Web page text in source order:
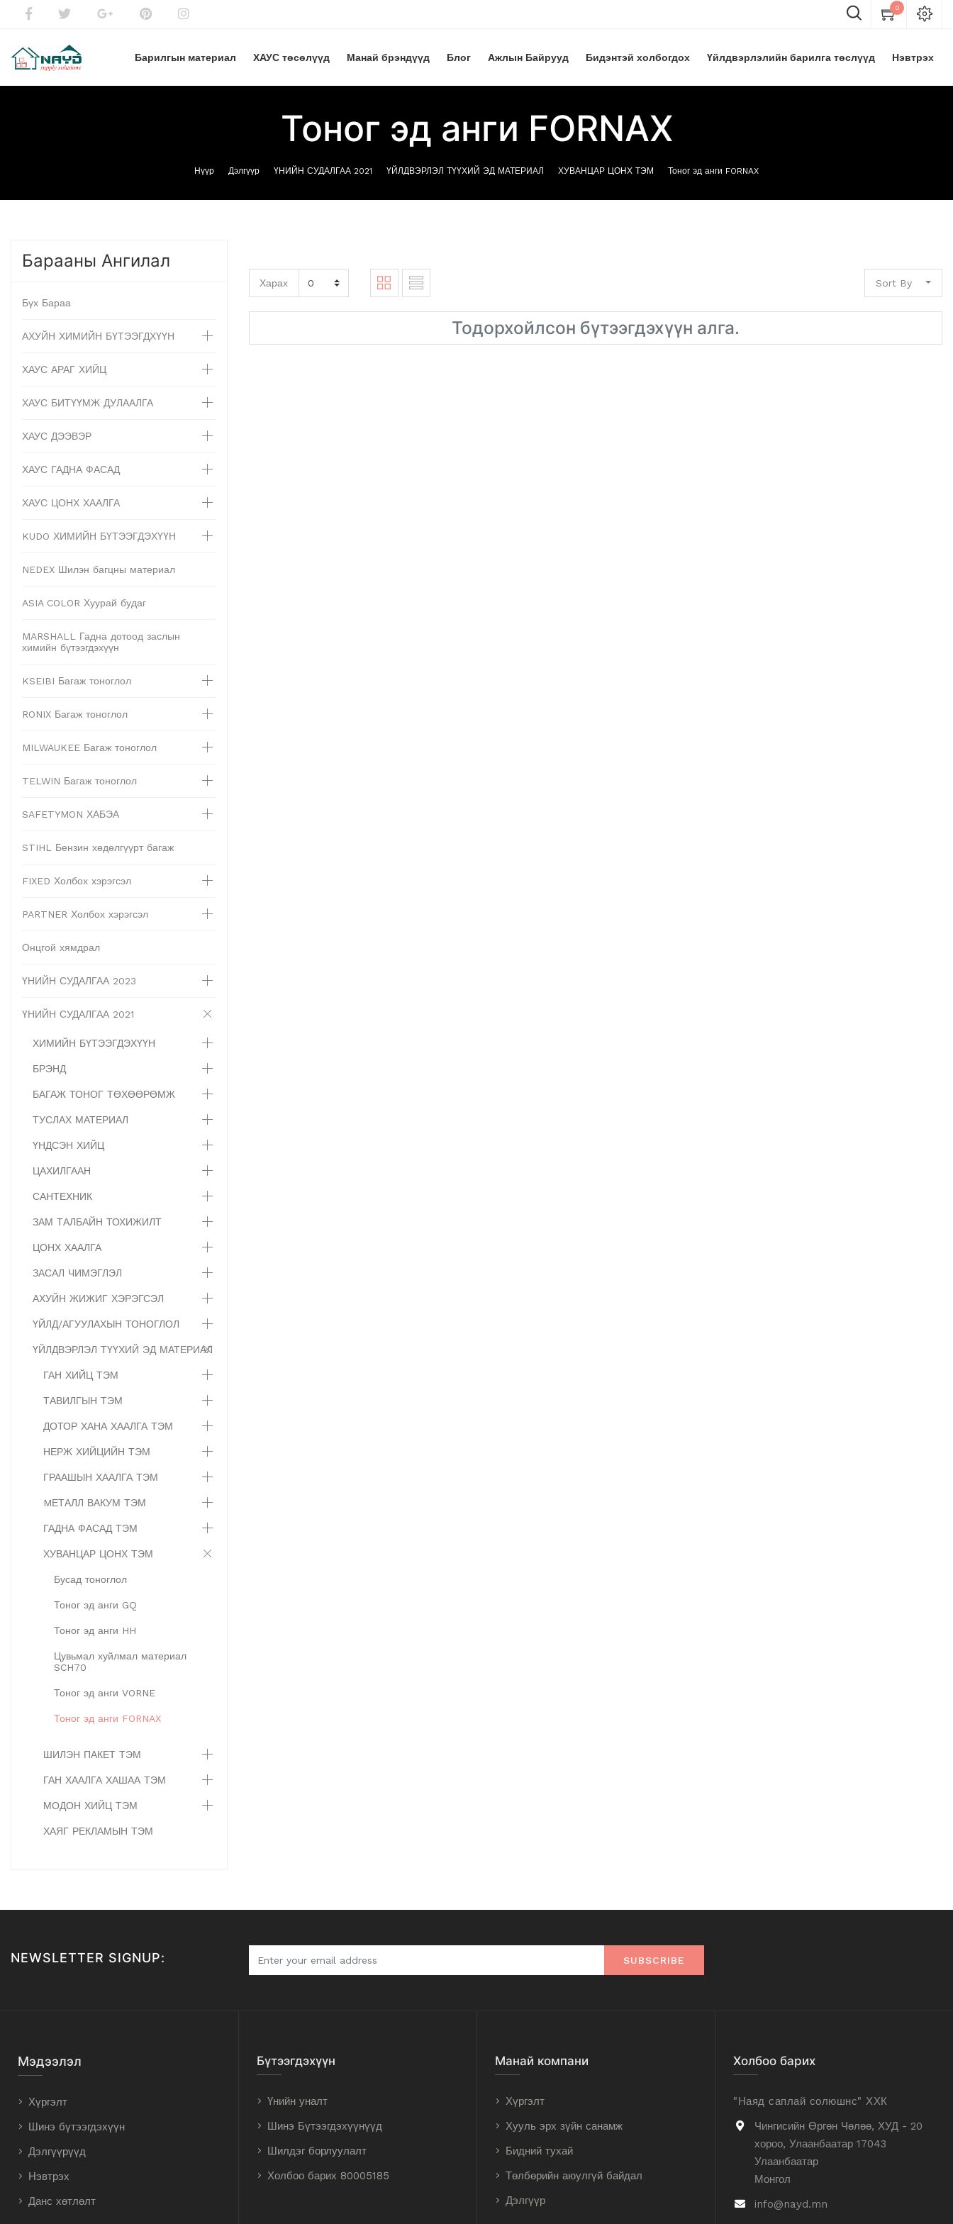
0
Барилгын материал ХАУС төсөлүүд Манай брэндүүд Блог Ажлын Байрууд Бидэнтэй холбогдох Үйлдвэрлэлийн барилга төслүүд Нэвтрэх
Тоног эд анги FORNAX
Нүүр Дэлгүүр ҮНИЙН СУДАЛГАА 2021 ҮЙЛДВЭРЛЭЛ ТҮҮХИЙ ЭД МАТЕРИАЛ ХУВАНЦАР ЦОНХ ТЭМ Тоног эд анги FORNAX
Барааны Ангилал
Бүх Бараа
АХУЙН ХИМИЙН БҮТЭЭГДХҮҮН
ХАУС АРАГ ХИЙЦ
ХАУС БИТҮҮМЖ ДУЛААЛГА
ХАУС ДЭЭВЭР
ХАУС ГАДНА ФАСАД
ХАУС ЦОНХ ХААЛГА
KUDO ХИМИЙН БҮТЭЭГДЭХҮҮН
NEDEX Шилэн багцны материал
ASIA COLOR Хуурай будаг
MARSHALL Гадна дотоод заслын
химийн бүтээгдэхүүн
KSEIBI Багаж тоноглол
RONIX Багаж тоноглол
MILWAUKEE Багаж тоноглол
TELWIN Багаж тоноглол
SAFETYMON ХАБЭА
STIHL Бензин хөдөлгүүрт багаж
FIXED Холбох хэрэгсэл
PARTNER Холбох хэрэгсэл
Онцгой хямдрал
ҮНИЙН СУДАЛГАА 2023
ҮНИЙН СУДАЛГАА 2021
ХИМИЙН БҮТЭЭГДЭХҮҮН
БРЭНД
БАГАЖ ТОНОГ ТӨХӨӨРӨМЖ
ТУСЛАХ МАТЕРИАЛ
ҮНДСЭН ХИЙЦ
ЦАХИЛГААН
САНТЕХНИК
ЗАМ ТАЛБАЙН ТОХИЖИЛТ
ЦОНХ ХААЛГА
ЗАСАЛ ЧИМЭГЛЭЛ
АХУЙН ЖИЖИГ ХЭРЭГСЭЛ
ҮЙЛД/АГУУЛАХЫН ТОНОГЛОЛ
ҮЙЛДВЭРЛЭЛ ТҮҮХИЙ ЭД МАТЕРИАЛ
ГАН ХИЙЦ ТЭМ
ТАВИЛГЫН ТЭМ
ДОТОР ХАНА ХААЛГА ТЭМ
НЕРЖ ХИЙЦИЙН ТЭМ
ГРААШЫН ХААЛГА ТЭМ
MЕТАЛЛ ВАКУМ ТЭМ
ГАДНА ФАСАД ТЭМ
ХУВАНЦАР ЦОНХ ТЭМ
Бусад тоноглол
Тоног эд анги GQ
Тоног эд анги HH
Цувьмал хуйлмал материал
SCH70
Тоног эд анги VORNE
Тоног эд анги FORNAX
ШИЛЭН ПАКЕТ ТЭМ
ГАН ХААЛГА ХАШАА ТЭМ
МОДОН ХИЙЦ ТЭМ
ХАЯГ РЕКЛАМЫН ТЭМ
Харах Sort By
Тодорхойлсон бүтээгдэхүүн алга.
NEWSLETTER SIGNUP: SUBSCRIBE
Мэдээлэл
Хүргэлт
Шинэ бүтээгдэхүүн
Дэлгүүрүүд
Нэвтрэх
Данс хөтлөлт
Бүтээгдэхүүн
Үнийн уналт
Шинэ Бүтээгдэхүүнүүд
Шилдэг борлуулалт
Холбоо барих 80005185
Манай компани
Хүргэлт
Хууль эрх зүйн санамж
Бидний тухай
Төлбөрийн аюулгүй байдал
Дэлгүүр
Холбоо барих
"Наяд саплай солюшнс" ХХК
Чингисийн Өргөн Чөлөө, ХУД - 20
хороо, Улаанбаатар 17043
Улаанбаатар
Монгол
info@nayd.mn